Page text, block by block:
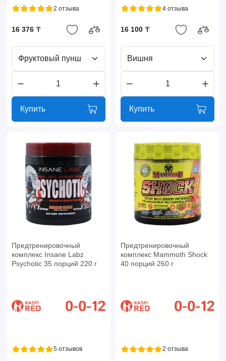
2 отзыва
16 376 ₸
Фруктовый пунш
Купить
4 отзыва
16 100 ₸
Вишня
Купить
Предтренировочный
комплекс Insane Labz
Psychotic 35 порций 220 г
5 отзывов
Предтренировочный
комплекс Mammoth Shock
40 порций 260 г
2 отзыва